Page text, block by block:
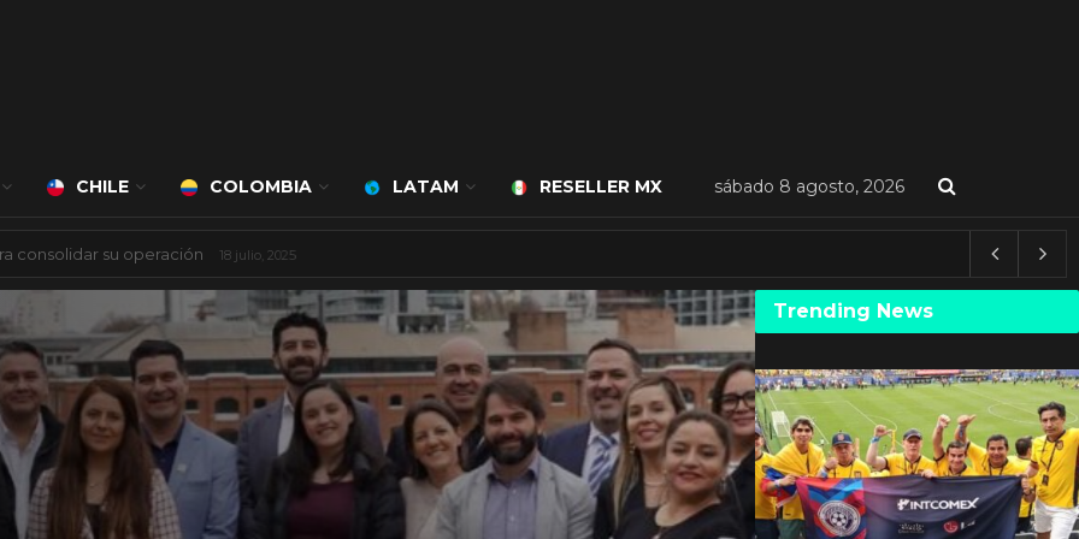
CHILE COLOMBIA LATAM RESELLER MX sábado 8 agosto, 2026
a cargo de Bert Milan 24 marzo, 2026
Trending News